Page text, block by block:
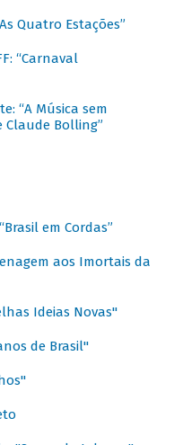
Quatro Estações”
“Carnaval
“A Música sem
Claude Bolling”
em Cordas”
aos Imortais da
Ideias Novas"
de Brasil"